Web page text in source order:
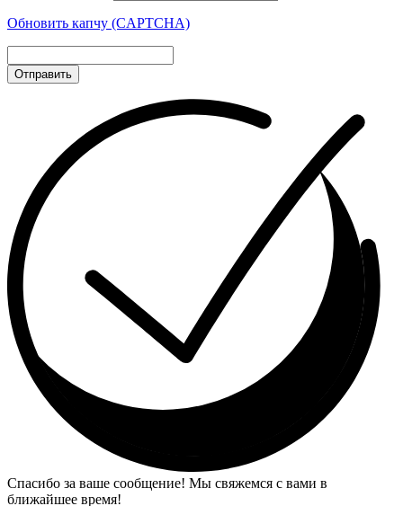
Обновить капчу (CAPTCHA)
Отправить
Спасибо за ваше сообщение! Мы свяжемся с вами в
ближайшее время!